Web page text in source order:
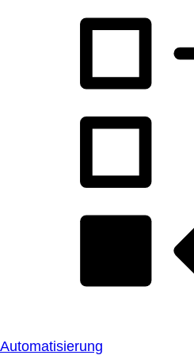
Automatisierung